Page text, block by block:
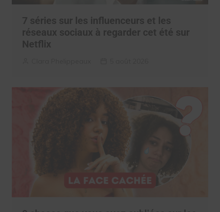
7 séries sur les influenceurs et les
réseaux sociaux à regarder cet été sur
Netflix